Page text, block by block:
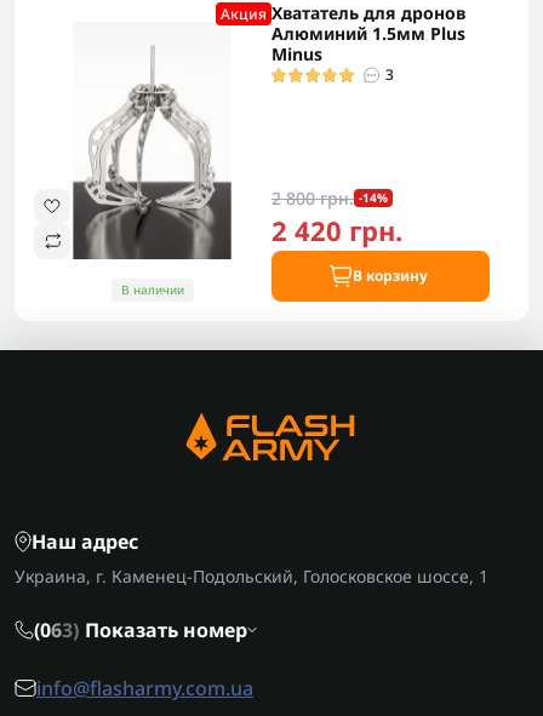
Акция
В наличии
Хвататель для дронов
Алюминий 1.5мм Plus
Minus
3
2 800 грн. -14%
2 420 грн.
В корзину
Наш адрес
Украина, г. Каменец-Подольский, Голосковское шоссе, 1
(063) Показать номер
info@flasharmy.com.ua